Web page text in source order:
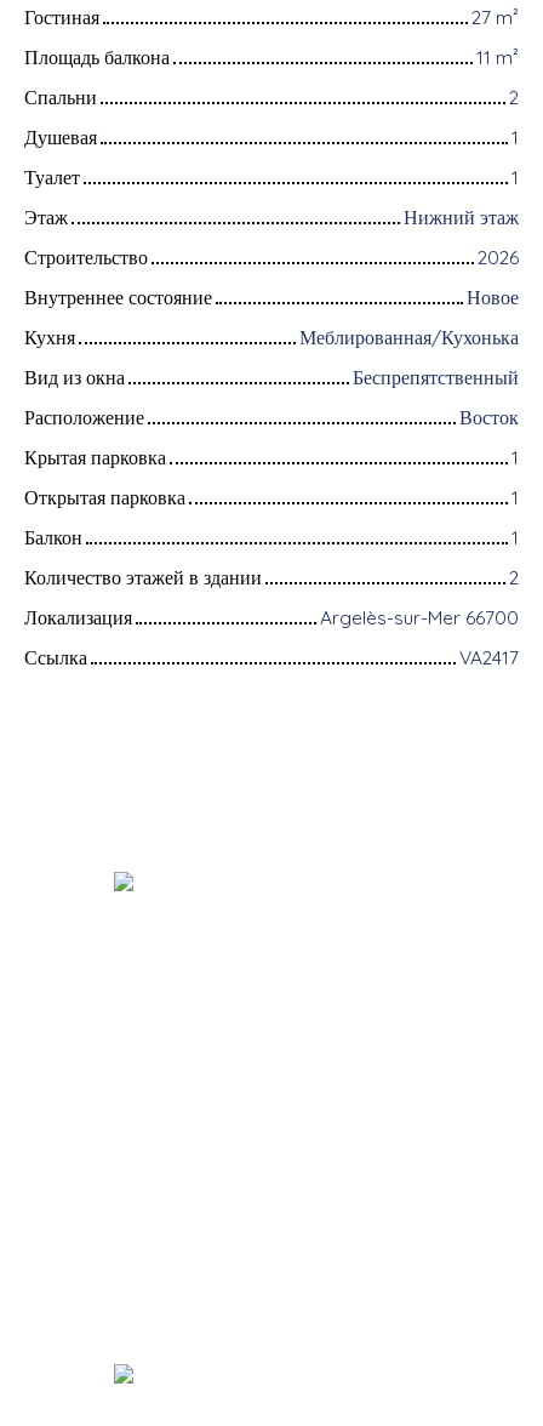
Гостиная
27 m²
Площадь балкона
11 m²
Спальни
2
Душевая
1
Туалет
1
Этаж
Нижний этаж
Строительство
2026
Внутреннее состояние
Новое
Кухня
Меблированная/Кухонька
Вид из окна
Беспрепятственный
Расположение
Восток
Крытая парковка
1
Открытая парковка
1
Балкон
1
Количество этажей в здании
2
Локализация
Argelès-sur-Mer 66700
Ссылка
VA2417